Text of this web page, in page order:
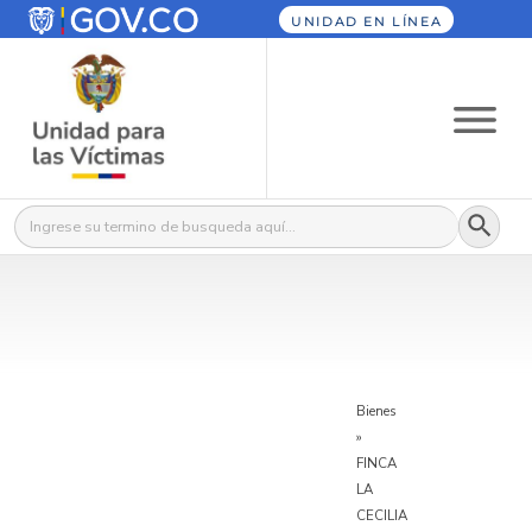
UNIDAD EN LÍNEA
Buscar: Botón
Bienes
»
FINCA
LA
CECILIA